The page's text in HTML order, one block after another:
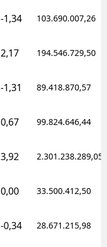
-1,34 103.690.007,26
2,17 194.546.729,50
-1,31 89.418.870,57
0,67 99.824.646,44
3,92 2.301.238.289,05
0,00 33.500.412,50
-0,34 28.671.215,98